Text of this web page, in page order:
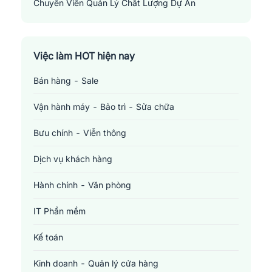
Chuyên Viên Quản Lý Chất Lượng Dự Án
Việc làm HOT hiện nay
Bán hàng - Sale
Vận hành máy - Bảo trì - Sửa chữa
Bưu chính - Viễn thông
Dịch vụ khách hàng
Hành chính - Văn phòng
IT Phần mềm
Kế toán
Kinh doanh - Quản lý cửa hàng